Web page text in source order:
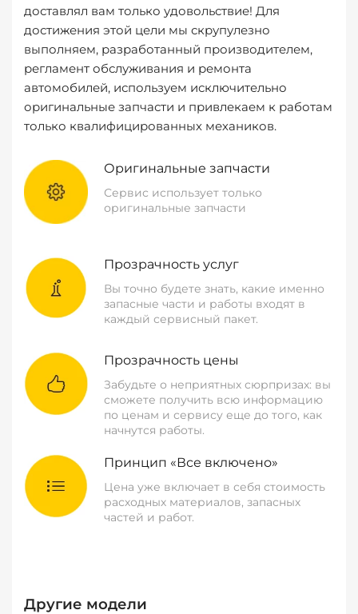
доставлял вам только удовольствие! Для
достижения этой цели мы скрупулезно
выполняем, разработанный производителем,
регламент обслуживания и ремонта
автомобилей, используем исключительно
оригинальные запчасти и привлекаем к работам
только квалифицированных механиков.
Оригинальные запчасти
Сервис использует только
оригинальные запчасти
Прозрачность услуг
Вы точно будете знать, какие именно
запасные части и работы входят в
каждый сервисный пакет.
Прозрачность цены
Забудьте о неприятных сюрпризах: вы
сможете получить всю информацию
по ценам и сервису еще до того, как
начнутся работы.
Принцип «Все включено»
Цена уже включает в себя стоимость
расходных материалов, запасных
частей и работ.
Другие модели